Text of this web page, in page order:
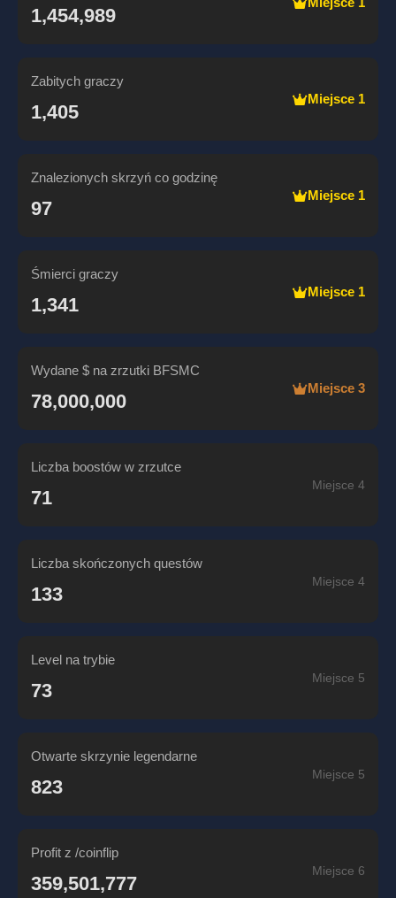
1,454,989
Zabitych graczy
1,405
Miejsce 1
Znalezionych skrzyń co godzinę
97
Miejsce 1
Śmierci graczy
1,341
Miejsce 1
Wydane $ na zrzutki BFSMC
78,000,000
Miejsce 3
Liczba boostów w zrzutce
71
Miejsce 4
Liczba skończonych questów
133
Miejsce 4
Level na trybie
73
Miejsce 5
Otwarte skrzynie legendarne
823
Miejsce 5
Profit z /coinflip
359,501,777
Miejsce 6